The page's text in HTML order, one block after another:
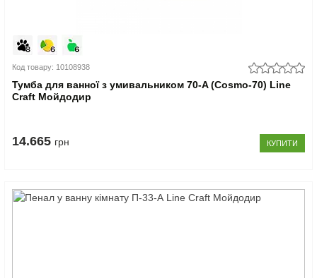
Код товару: 10108938
Тумба для ванної з умивальником 70-A (Cosmo-70) Line
Craft Мойдодир
14.665 грн КУПИТИ